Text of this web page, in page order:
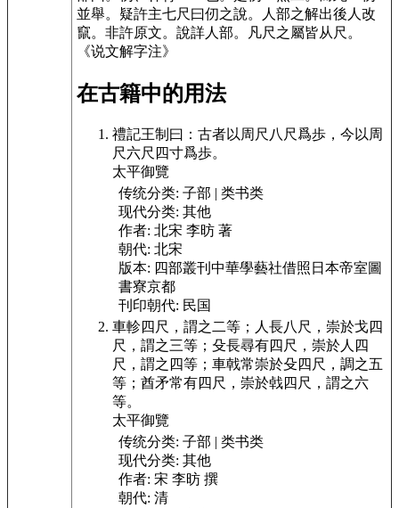
並舉。疑許主七尺曰仞之說。人部之解出後人改
竄。非許原文。說詳人部。
凡尺之屬皆从尺。
《说文解字注》
在古籍中的用法
禮記王制 曰：古者以周尺八尺爲歩，今以周
尺六尺四寸爲歩。
太平御覽
传统分类: 子部 | 类书类
现代分类: 其他
作者: 北宋 李昉 著
朝代: 北宋
版本: 四部叢刊中華學藝社借照日本帝室圖
書寮京都
刊印朝代: 民国
車軫四尺， 謂之二等；人長八尺，崇於戈四
尺，謂之三等；殳長尋有四尺，崇於人四
尺，謂之四等；車戟常崇於殳四尺，調之五
等；酋矛常有四尺，崇於㦸四尺，謂之六
等。
太平御覽
传统分类: 子部 | 类书类
现代分类: 其他
作者: 宋 李昉 撰
朝代: 清